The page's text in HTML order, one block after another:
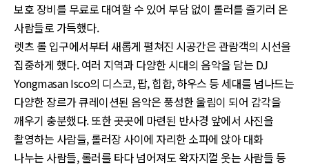
보호 장비를 무료로 대여할 수 있어 부담 없이 롤러를 즐기러 온
사람들로 가득했다.
렛츠 롤 입구에서부터 새롭게 펼쳐진 시공간은 관람객의 시선을
집중하게 했다. 여러 지역과 다양한 시대의 음악을 담는 DJ
Yongmasan Isco의 디스코, 팝, 힙합, 하우스 등 세대를 넘나드는
다양한 장르가 큐레이션된 음악은 풍성한 울림이 되어 감각을
깨우기 충분했다. 또한 곳곳에 마련된 반사경 앞에서 사진을
촬영하는 사람들, 롤러장 사이에 자리한 소파에 앉아 대화
나누는 사람들, 롤러를 타다 넘어져도 왁자지껄 웃는 사람들 등